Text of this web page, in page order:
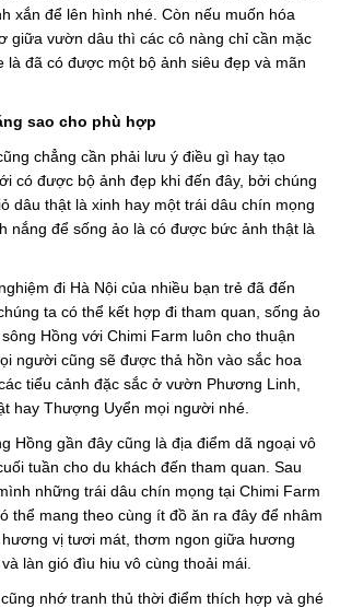
xắn để lên hình nhé. Còn nếu muốn hóa
giữa vườn dâu thì các cô nàng chỉ cần mặc
là đã có được một bộ ảnh siêu đẹp và mãn
sao cho phù hợp
chẳng cần phải lưu ý điều gì hay tạo
có được bộ ảnh đẹp khi đến đây, bởi chúng
dâu thật là xinh hay một trái dâu chín mọng
nắng để sống ảo là có được bức ảnh thật là
đi Hà Nội của nhiều bạn trẻ đã đến
ta có thể kết hợp đi tham quan, sống ảo
Hồng với Chimi Farm luôn cho thuận
người cũng sẽ được thả hồn vào sắc hoa
tiểu cảnh đặc sắc ở vườn Phương Linh,
hay Thượng Uyển mọi người nhé.
Hồng gần đây cũng là địa điểm dã ngoại vô
tuần cho du khách đến tham quan. Sau
những trái dâu chín mọng tại Chimi Farm
thể mang theo cùng ít đồ ăn ra đây để nhâm
vị tươi mát, thơm ngon giữa hương
làn gió đìu hiu vô cùng thoải mái.
nhớ tranh thủ thời điểm thích hợp và ghé